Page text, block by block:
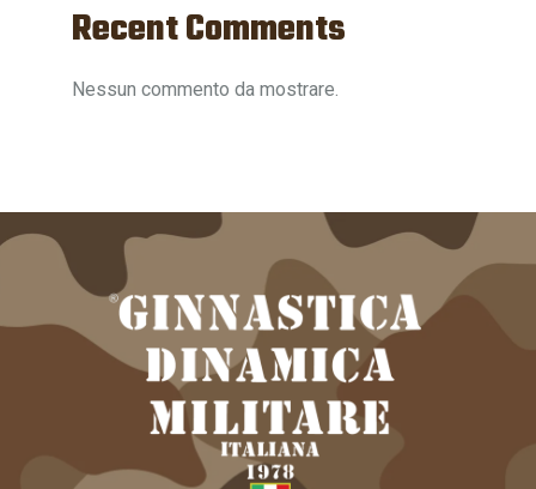
Recent Comments
Nessun commento da mostrare.